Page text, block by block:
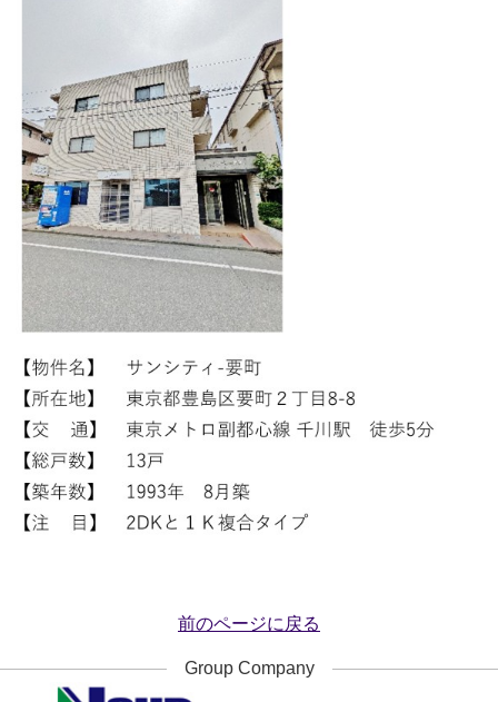
前のページに戻る
Group Company